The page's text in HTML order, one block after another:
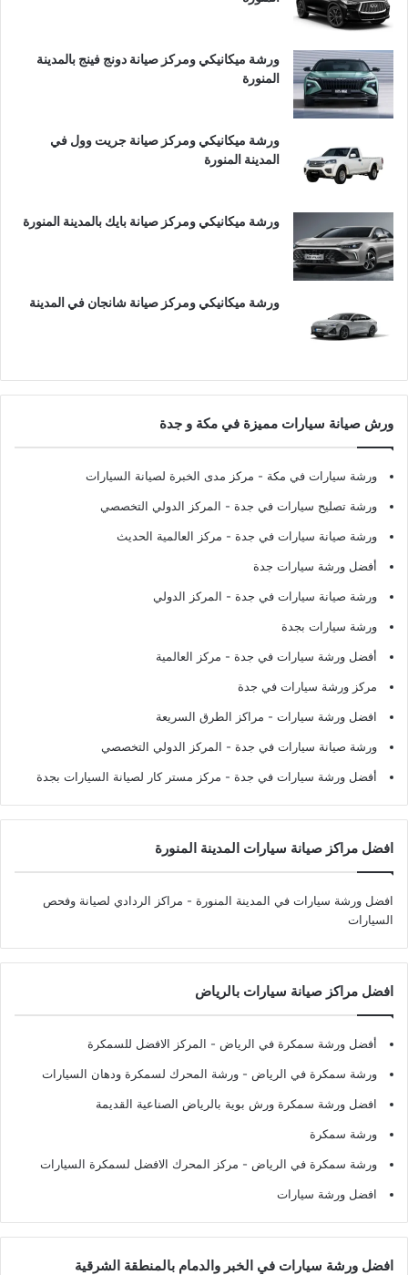
ورشة ميكانيكي ومركز صيانة دونج فينج بالمدينة
المنورة
ورشة ميكانيكي ومركز صيانة جريت وول في
المدينة المنورة
ورشة ميكانيكي ومركز صيانة بايك بالمدينة المنورة
ورشة ميكانيكي ومركز صيانة شانجان في المدينة
ورش صيانة سيارات مميزة في مكة و جدة
ورشة سيارات في مكة - مركز مدى الخبرة لصيانة السيارات
ورشة تصليح سيارات في جدة - المركز الدولي التخصصي
ورشة صيانة سيارات في جدة - مركز العالمية الحديث
أفضل ورشة سيارات جدة
ورشة صيانة سيارات في جدة - المركز الدولي
ورشة سيارات بجدة
أفضل ورشة سيارات في جدة - مركز العالمية
مركز ورشة سيارات في جدة
افضل ورشة سيارات - مراكز الطرق السريعة
ورشة صيانة سيارات في جدة - المركز الدولي التخصصي
أفضل ورشة سيارات في جدة - مركز مستر كار لصيانة السيارات بجدة
افضل مراكز صيانة سيارات المدينة المنورة
افضل ورشة سيارات في المدينة المنورة - مراكز الردادي لصيانة وفحص
السيارات
افضل مراكز صيانة سيارات بالرياض
أفضل ورشة سمكرة في الرياض - المركز الافضل للسمكرة
ورشة سمكرة في الرياض - ورشة المحرك لسمكرة ودهان السيارات
افضل ورشة سمكرة ورش بوية بالرياض الصناعية القديمة
ورشة سمكرة
ورشة سمكرة في الرياض - مركز المحرك الافضل لسمكرة السيارات
افضل ورشة سيارات
افضل ورشة سيارات في الخبر والدمام بالمنطقة الشرقية